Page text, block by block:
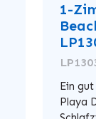
1-
Ein
Playa